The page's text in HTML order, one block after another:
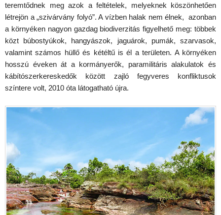
teremtődnek meg azok a feltételek, melyeknek köszönhetően
létrejön a „szivárvány folyó”. A vízben halak nem élnek, azonban
a környéken nagyon gazdag biodiverzitás figyelhető meg: többek
közt búbostyúkok, hangyászok, jaguárok, pumák, szarvasok,
valamint számos hüllő és kétéltű is él a területen. A környéken
hosszú éveken át a kormányerők, paramilitáris alakulatok és
kábítószerkereskedők között zajló fegyveres konfliktusok
színtere volt, 2010 óta látogatható újra.